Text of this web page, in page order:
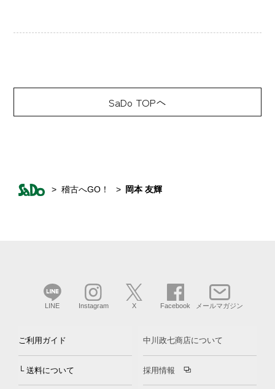
SaDo TOPへ
稽古へGO！ 岡本 友輝
LINE Instagram X Facebook メールマガジン
ご利用ガイド
└ 送料について
中川政七商店について
採用情報